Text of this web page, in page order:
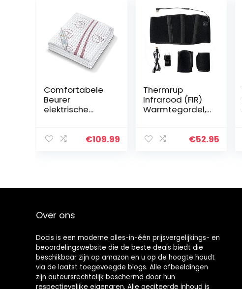
Comfortabele
Beurer
elektrische
elektrische
es
€109.99
Thermrup
Infrarood (FIR)
Warmtegordel,
riem met 3-€52.95
Over ons
Docis is een moderne alles-in-één prijsvergelijkings- en
beoordelingswebsite die de beste deals biedt die
beschikbaar zijn op amazon en u op de hoogte houdt
via de laatst toegevoegde blogs. Alle afbeeldingen
zijn auteursrechtelijk beschermd door hun
respectievelijke eigenaren. Alle geciteerde inhoud is